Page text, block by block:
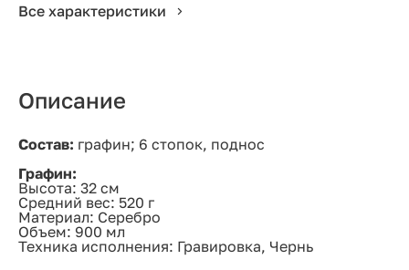
Все характеристики
Описание
Состав: графин; 6 стопок, поднос
Графин:
Высота: 32 см
Средний вес: 520 г
Материал: Серебро
Объем: 900 мл
Техника исполнения: Гравировка, Чернь